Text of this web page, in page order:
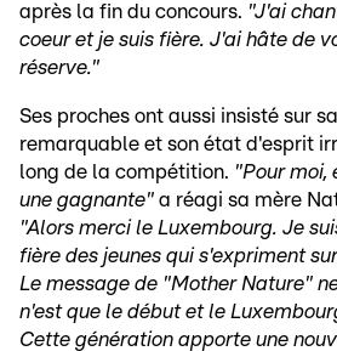
après la fin du concours. "J'ai
coeur et je suis fière. J'ai hâte de
réserve."
Ses proches ont aussi insisté sur
remarquable et son état d'esprit
long de la compétition. "Pour moi,
une gagnante" a réagi sa mère
"Alors merci le Luxembourg. Je
fière des jeunes qui s'expriment
Le message de "Mother Nature"
n'est que le début et le
Cette génération apporte une